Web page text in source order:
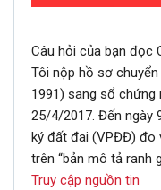
Câu hỏi của bạn đọc
Tôi nộp hồ sơ
1991) sang sổ chứng
25/4/2017. Đến ngày
ký đất đai (VPĐĐ) đo
trên “bản mô tả ranh
Truy cập nguồn tin